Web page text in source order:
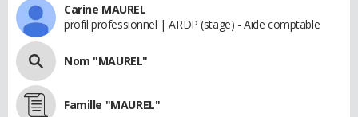
Carine MAUREL
profil professionnel | ARDP (stage) - Aide comptable
Nom "MAUREL"
Famille "MAUREL"